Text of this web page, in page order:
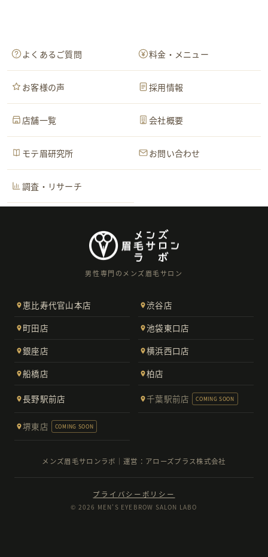
よくあるご質問 料金・メニュー
お客様の声 採用情報
店舗一覧 会社概要
モテ眉研究所 お問い合わせ
調査・リサーチ
男性専門のメンズ眉毛サロン
恵比寿代官山本店
渋谷店
町田店
池袋東口店
銀座店
横浜西口店
船橋店
柏店
長野駅前店 千葉駅前店 COMING SOON
堺東店 COMING SOON
メンズ眉毛サロンラボ｜運営：アローズプラス株式会社
プライバシーポリシー
© 2026 MEN'S EYEBROW SALON LABO